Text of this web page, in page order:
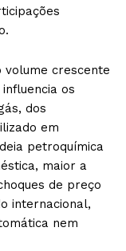
volume crescente
os
dos
em
petroquímica
maior a
de preço
internacional,
nem